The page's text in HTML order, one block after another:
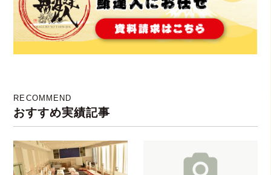
RECOMMEND
おすすめ実績記事